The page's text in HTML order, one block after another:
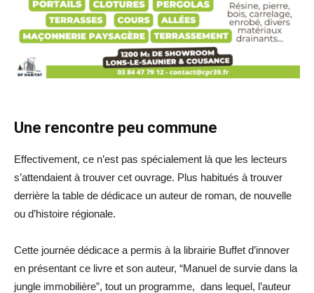
Une rencontre peu commune
Effectivement, ce n’est pas spécialement là que les lecteurs
s’attendaient à trouver cet ouvrage. Plus habitués à trouver
derrière la table de dédicace un auteur de roman, de nouvelle
ou d’histoire régionale.
Cette journée dédicace a permis à la librairie Buffet d’innover
en présentant ce livre et son auteur, “Manuel de survie dans la
jungle immobilière”, tout un programme, dans lequel, l’auteur